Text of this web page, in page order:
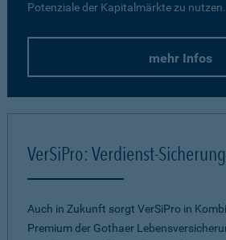
Potenziale der Kapitalmärkte zu nutzen.
mehr Infos
VerSiPro: Verdienst-
Auch in Zukunft sorgt VerSiPro in
Premium der Gothaer